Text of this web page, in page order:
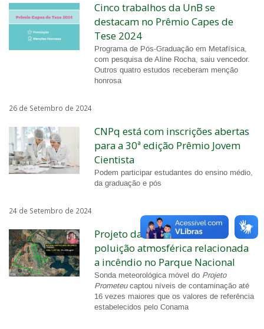
Cinco trabalhos da UnB se
destacam no Prêmio Capes de
Tese 2024
Programa de Pós-Graduação em Metafísica,
com pesquisa de Aline Rocha, saiu vencedor.
Outros quatro estudos receberam menção
honrosa
26 de Setembro de 2024
CNPq está com inscrições abertas
para a 30ª edição Prêmio Jovem
Cientista
Podem participar estudantes do ensino médio,
da graduação e pós
24 de Setembro de 2024
Projeto da UnB monitorou
poluição atmosférica relacionada
a incêndio no Parque Nacional
Sonda meteorológica móvel do Projeto
Prometeucaptou níveis de contaminação até
16 vezes maiores que os valores de referência
estabelecidos pelo Conama